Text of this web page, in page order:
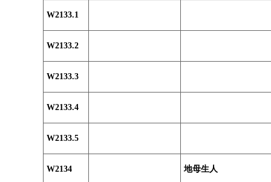
W2133.1
W2133.2
W2133.3
W2133.4
W2133.5
W2134 地母生人